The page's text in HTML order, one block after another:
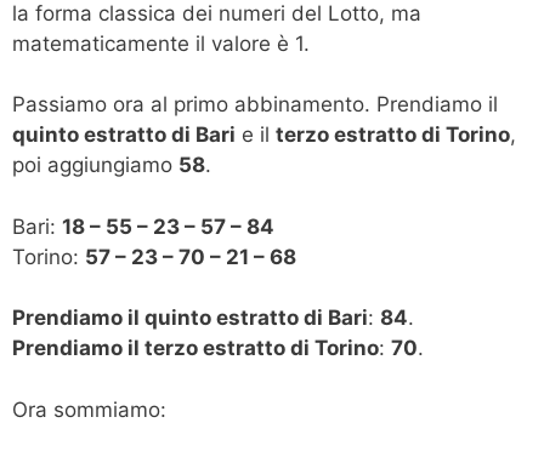
la forma classica dei numeri del Lotto, ma
matematicamente il valore è 1.
Passiamo ora al primo abbinamento. Prendiamo il
quinto estratto di Bari e il terzo estratto di Torino,
poi aggiungiamo 58.
Bari: 18 – 55 – 23 – 57 – 84
Torino: 57 – 23 – 70 – 21 – 68
Prendiamo il quinto estratto di Bari: 84.
Prendiamo il terzo estratto di Torino: 70.
Ora sommiamo: